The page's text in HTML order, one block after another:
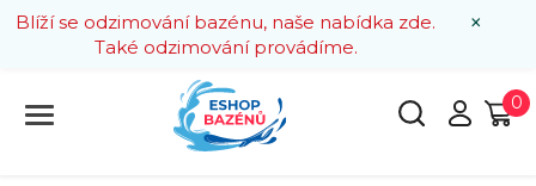
×
Blíží se odzimování bazénu, naše nabídka zde.
Také odzimování provádíme.
0